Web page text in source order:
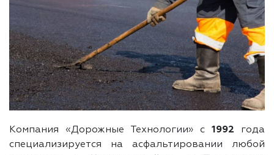
Компания «Дорожные Технологии» с 1992 года
специализируется на асфальтировании любой